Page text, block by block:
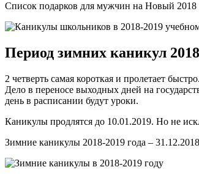
Список подарков для мужчин на Новый 2018
Период зимних каникул
2 четверть самая короткая и пролетает
Дело в переносе выходных дней на
день в расписании будут уроки.
Каникулы продлятся до 10.01.2019. Но не
Зимние каникулы 2018-2019 года –